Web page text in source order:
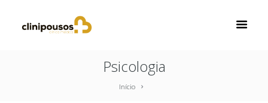
Psicologia
Início